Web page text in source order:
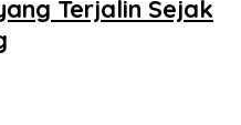
Terjalin Sejak